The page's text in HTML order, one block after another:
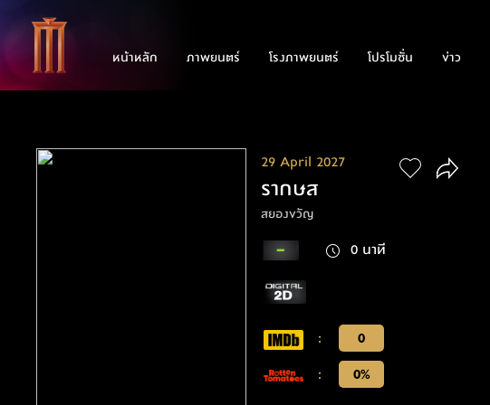
หน้าหลัก ภาพยนตร์ โรงภาพยนตร์ โปรโมชั่น ข่าว
29 April 2027
รากษส
สยองขวัญ
0 นาที
:
0
:
0%